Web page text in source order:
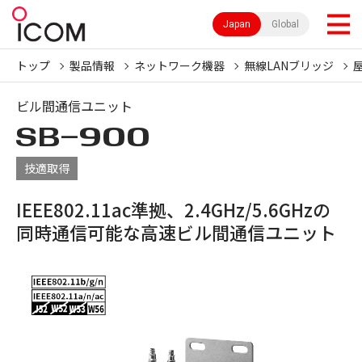
Japan Global
トップ 製品情報 ネットワーク機器 無線LANブリッジ
ビル間通信ユニット
SB-900
技適取得
IEEE802.11ac準拠、2.4GHz/5.6GHzの
同時通信可能な高速ビル間通信ユニット